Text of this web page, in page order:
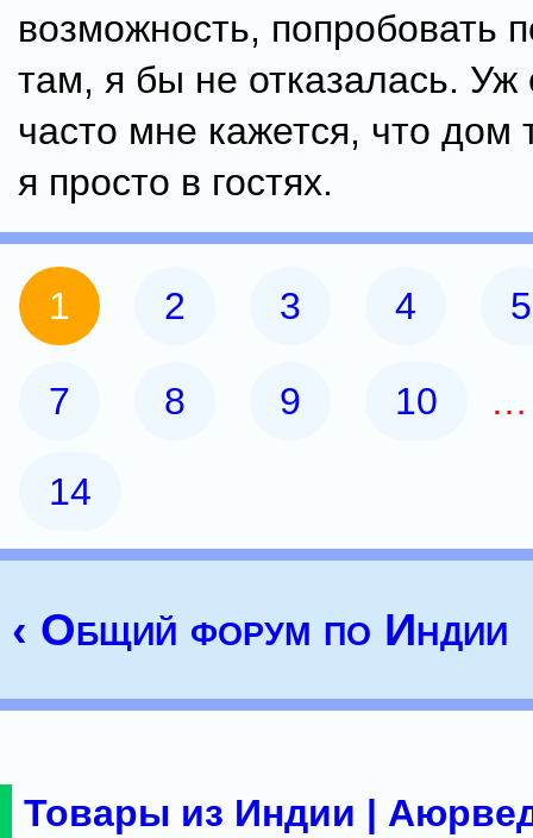
возможность, попробовать
там, я бы не отказалась.
часто мне кажется, что дом
я просто в гостях.
1 2 3 4 5
7 8 9 10
14
‹ Общий форум по Индии
Товары из Индии |